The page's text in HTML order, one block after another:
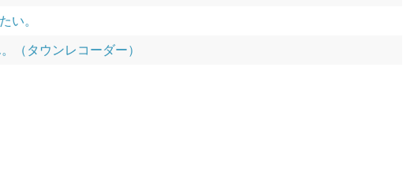
い。
（タウンレコーダー）